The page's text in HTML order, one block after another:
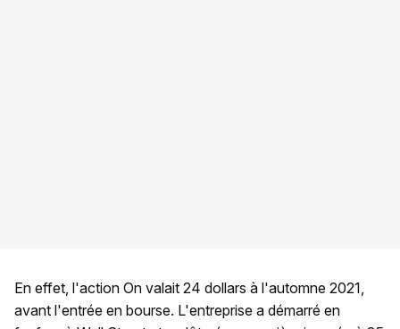
En effet, l'action On valait 24 dollars à l'automne 2021,
avant l'entrée en bourse. L'entreprise a démarré en